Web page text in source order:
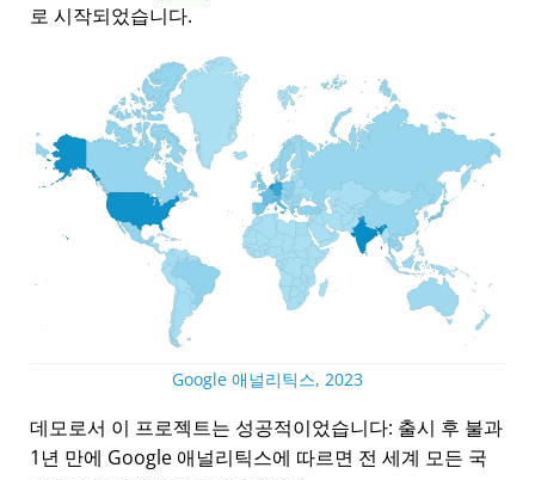
로 시작되었습니다.
Google 애널리틱스, 2023
데모로서 이 프로젝트는 성공적이었습니다: 출시 후 불과
1년 만에 Google 애널리틱스에 따르면 전 세계 모든 국